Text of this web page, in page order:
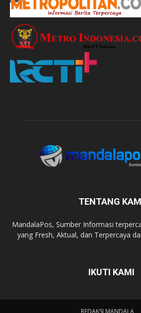
TENTANG
MandalaPos, Sumber Informasi
yang Fresh, Aktual, dan Terpercaya
IKUTI KAMI
REDAKSI MANDALA